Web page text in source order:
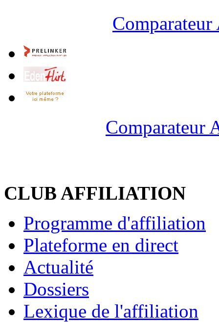
Comparateur
CLUB AFFILIATION
Programme d'affiliation
Plateforme en direct
Actualité
Dossiers
Lexique de l'affiliation